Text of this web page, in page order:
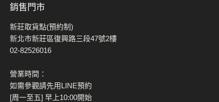
銷售門市
新莊取貨點(預約制)
新北市新莊區復興路三段47號2樓
02-82526016
營業時間：
如需參觀請先用LINE預約
[周一至五] 早上10:00開始